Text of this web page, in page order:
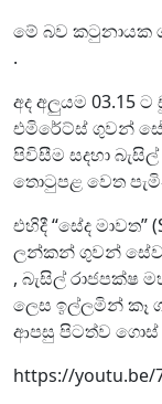
මේ බව කටුනායක
.
අද අලුයම 03.15
එමිරේට්ස් ගුවන්
පිවිසීම සදහා
තොටුපළ වෙත
එහිදී “සේද මාවත”
ලන්කන් ගුවන්
, බැසිල් රාජපක්ෂ
ලෙස ඉල්ලමින් කෑ
ආපසු පිටත්ව ගොස්
https://youtu.be/